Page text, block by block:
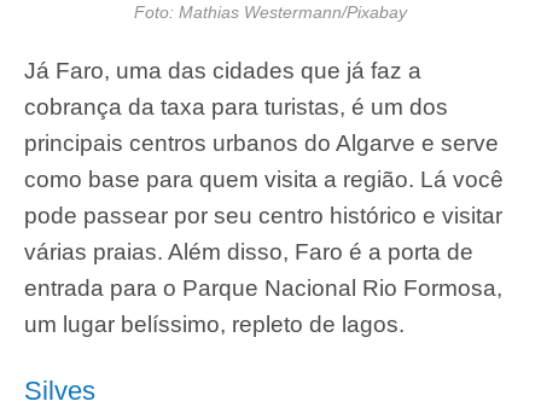
Foto: Mathias Westermann/Pixabay
Já Faro, uma das cidades que já faz a
cobrança da taxa para turistas, é um dos
principais centros urbanos do Algarve e serve
como base para quem visita a região. Lá você
pode passear por seu centro histórico e visitar
várias praias. Além disso, Faro é a porta de
entrada para o Parque Nacional Rio Formosa,
um lugar belíssimo, repleto de lagos.
Silves